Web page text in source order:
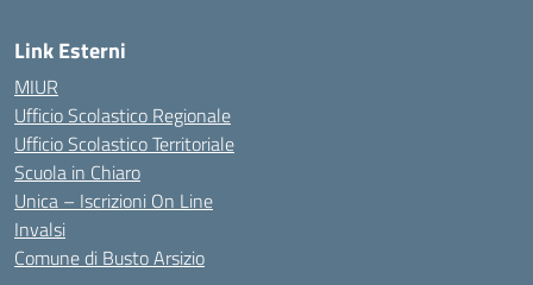
Link Esterni
MIUR
Ufficio Scolastico Regionale
Ufficio Scolastico Territoriale
Scuola in Chiaro
Unica – Iscrizioni On Line
Invalsi
Comune di Busto Arsizio